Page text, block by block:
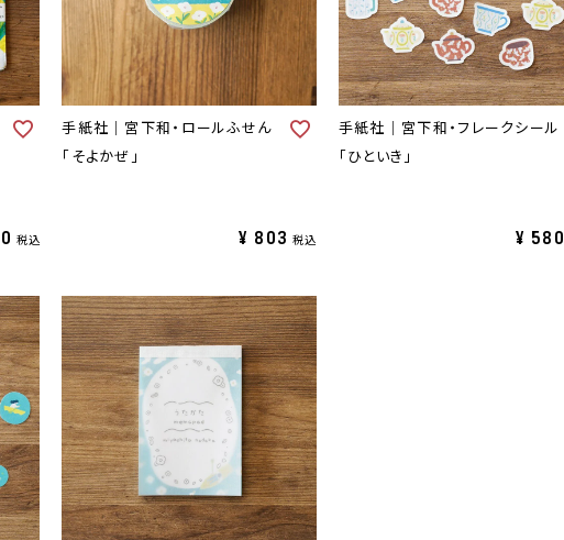
税込
手紙社｜宮下和・ロールふせん
「そよかぜ」
¥ 803 税込
手紙社｜宮下和・フレークシール
「ひといき」
¥ 580